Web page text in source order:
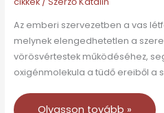
Az emberi szervezetben a vas
melynek elengedhetetlen a
vörösvértestek működéséhez,
oxigénmolekula a tüdő ereiből a
Olvasson tovább »